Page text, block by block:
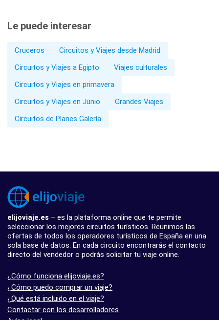
Le puede interesar
Cruceros
Circuitos y Viajes desde Madrid
Circuitos y Viajes a Egipto
Viajes culturales
Circuitos y Viajes en primavera
Circuitos y Viajes en Junio
Grandes Viajes
Circuitos de Planes Galería
elijoviaje.es – es la plataforma online que te permite
seleccionar los mejores circuitos turísticos. Reunimos las
ofertas de todos los operadores turísticos de España en una
sola base de datos. En cada circuito encontrarás el contacto
directo del vendedor o podrás solicitar tu viaje online.
¿Cómo funciona elijoviaje.es?
¿Cómo puedo comprar un viaje?
¿Qué está incluido en el viaje?
Contactar con los desarrolladores